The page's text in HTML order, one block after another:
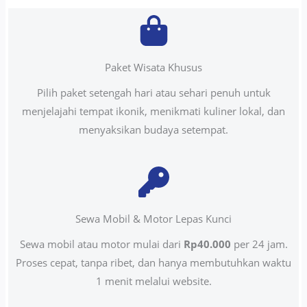
Paket Wisata Khusus
Pilih paket setengah hari atau sehari penuh untuk
menjelajahi tempat ikonik, menikmati kuliner lokal, dan
menyaksikan budaya setempat.
Sewa Mobil & Motor Lepas Kunci
Sewa mobil atau motor mulai dari Rp40.000 per 24 jam.
Proses cepat, tanpa ribet, dan hanya membutuhkan waktu
1 menit melalui website.